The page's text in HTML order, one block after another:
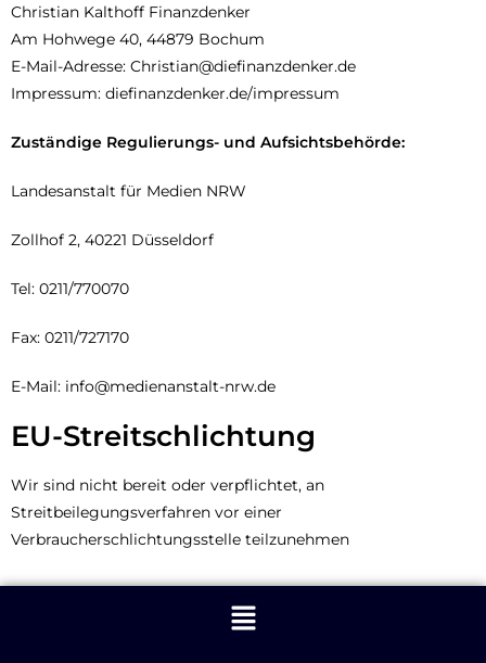
Christian Kalthoff Finanzdenker
Am Hohwege 40, 44879 Bochum
E-Mail-Adresse: Christian@diefinanzdenker.de
Impressum: diefinanzdenker.de/impressum
Zuständige Regulierungs- und Aufsichtsbehörde:
Landesanstalt für Medien NRW
Zollhof 2, 40221 Düsseldorf
Tel: 0211/770070
Fax: 0211/727170
E-Mail: info@medienanstalt-nrw.de
EU-Streitschlichtung
Wir sind nicht bereit oder verpflichtet, an
Streitbeilegungsverfahren vor einer
Verbraucherschlichtungsstelle teilzunehmen